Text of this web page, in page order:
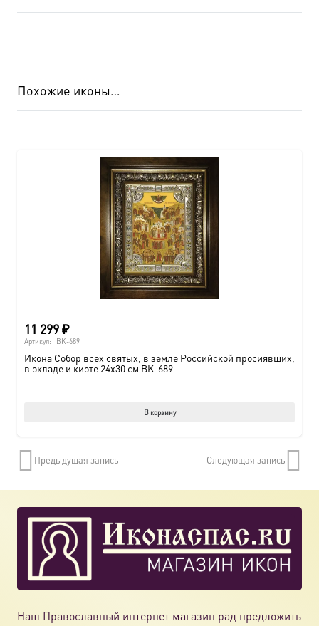
Похожие иконы…
11 299₽
Артикул: BK-689
Икона Собор всех святых, в земле Российской просиявших,
в окладе и киоте 24х30 см BK-689
В корзину
Предыдущая запись Следующая запись
Наш Православный интернет магазин рад предложить